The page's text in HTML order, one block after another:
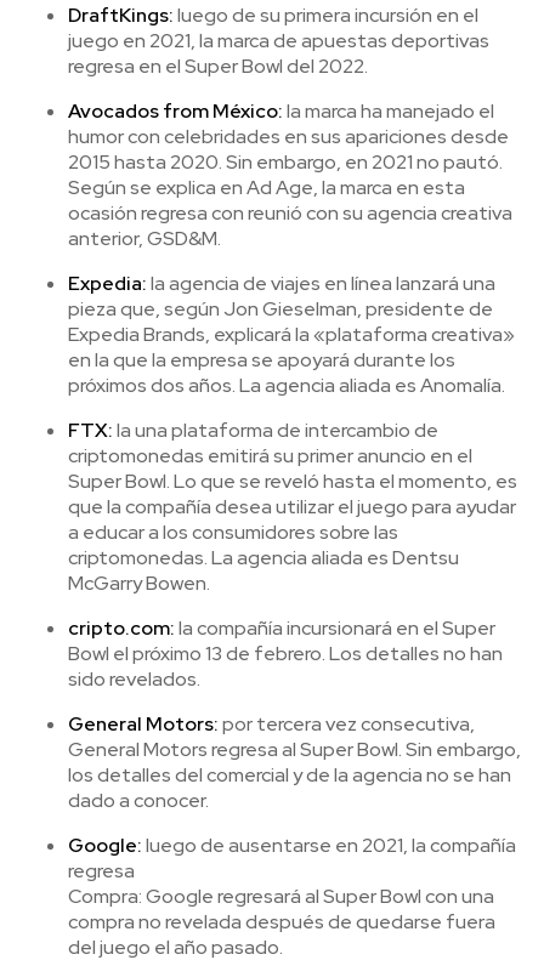
DraftKings:luego de su primera incursión en el
juego en 2021, la marca de apuestas deportivas
regresa en el Super Bowl del 2022.
Avocados from México:la marca ha manejado el
humor con celebridades en sus apariciones desde
2015 hasta 2020. Sin embargo, en 2021 no pautó.
Según se explica en Ad Age, la marca en esta
ocasión regresa con reunió con su agencia creativa
anterior, GSD&M.
Expedia:la agencia de viajes en línea lanzará una
pieza que, según Jon Gieselman, presidente de
Expedia Brands, explicará la «plataforma creativa»
en la que la empresa se apoyará durante los
próximos dos años. La agencia aliada es Anomalía.
FTX:la una plataforma de intercambio de
criptomonedas emitirá su primer anuncio en el
Super Bowl. Lo que se reveló hasta el momento, es
que la compañía desea utilizar el juego para ayudar
a educar a los consumidores sobre las
criptomonedas. La agencia aliada es Dentsu
McGarry Bowen.
cripto.com:la compañía incursionará en el Super
Bowl el próximo 13 de febrero. Los detalles no han
sido revelados.
General Motors:por tercera vez consecutiva,
General Motors regresa al Super Bowl. Sin embargo,
los detalles del comercial y de la agencia no se han
dado a conocer.
Google:luego de ausentarse en 2021, la compañía
regresa
Compra: Google regresará al Super Bowl con una
compra no revelada después de quedarse fuera
del juego el año pasado.